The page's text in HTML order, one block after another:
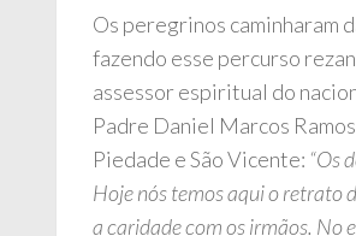
Os peregrinos caminharam
fazendo esse percurso
assessor espiritual do
Padre Daniel Marcos
Piedade e São Vicente: “Os
Hoje nós temos aqui o retrato
a caridade com os irmãos. No